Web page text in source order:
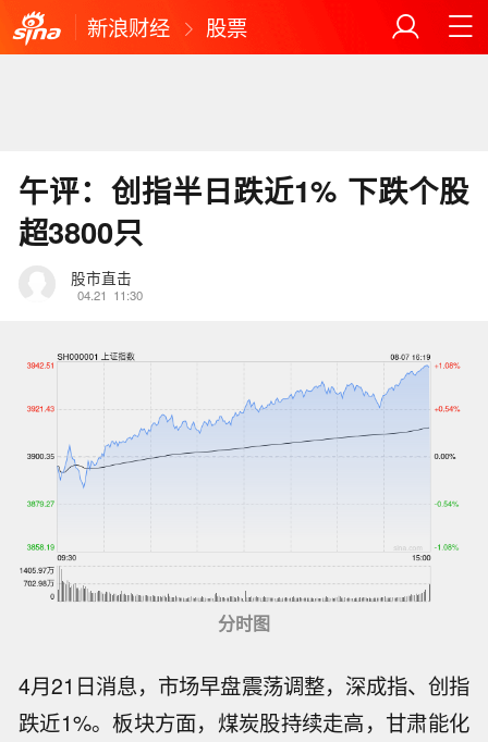
新浪财经 股票
午评：创指半日跌近1% 下跌个股
超3800只
股市直击
04.21 11:30
分时图
4月21日消息，市场早盘震荡调整，深成指、创指
跌近1%。板块方面，煤炭股持续走高， 甘肃能化